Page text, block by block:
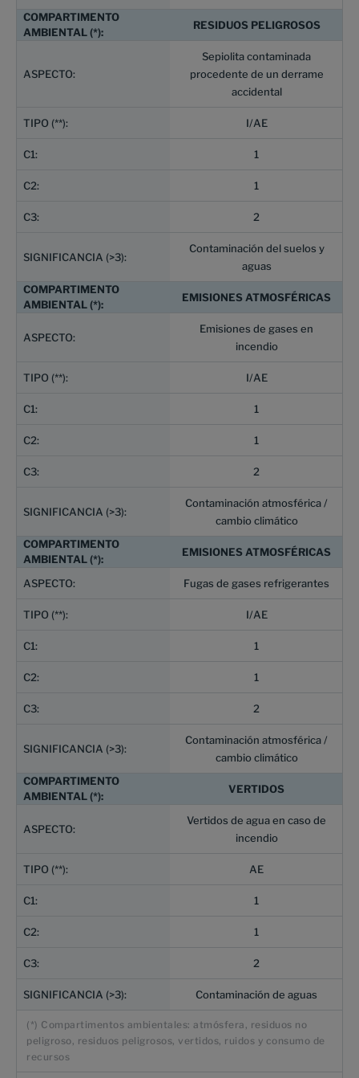
RESIDUOS PELIGROSOS
Sepiolita contaminada
procedente de un derrame
accidental
I/AE
1
1
2
Contaminación del suelos y
aguas
EMISIONES ATMOSFÉRICAS
Emisiones de gases en
incendio
I/AE
1
1
2
Contaminación atmosférica /
cambio climático
EMISIONES ATMOSFÉRICAS
Fugas de gases refrigerantes
I/AE
1
1
2
Contaminación atmosférica /
cambio climático
VERTIDOS
Vertidos de agua en caso de
incendio
AE
1
1
2
Contaminación de aguas
(*) Compartimentos ambientales: atmósfera, residuos no
peligroso, residuos peligrosos, vertidos, ruidos y consumo de
recursos